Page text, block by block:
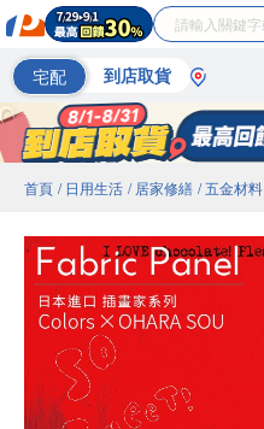
宅配 到店取貨
首頁 / 日用生活 / 居家修繕 / 五金材料